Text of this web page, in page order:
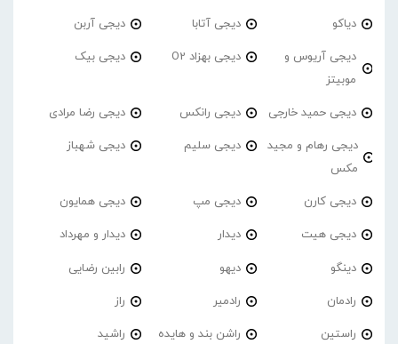
دیاکو دیجی آتابا دیجی آربن
دیجی آریوس و
موبیتز
دیجی بهزاد O2 دیجی بیک
دیجی حمید خارجی دیجی رانکس دیجی رضا مرادی
دیجی رهام و مجید
مکس
دیجی سلیم دیجی شهباز
دیجی کارن دیجی مپ دیجی همایون
دیجی هیت دیدار دیدار و مهرداد
دینگو دیهو رابین رضایی
رادمان رادمیر راز
راستین راشن بند و هایده راشید